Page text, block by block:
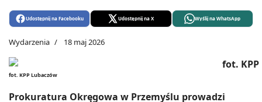
Udostępnij na Facebooku Udostępnij na X Wyślij na WhatsApp
Wydarzenia 18 maj 2026
fot. KPP Lubaczów
Prokuratura Okręgowa w Przemyślu prowadzi